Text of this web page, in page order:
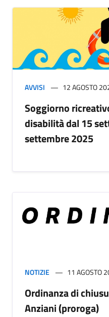
AVVISI 12 AGOSTO
Soggiorno
disabilità dal 15
settembre 2025
NOTIZIE 11 AGOSTO
Ordinanza di
Anziani (proroga)